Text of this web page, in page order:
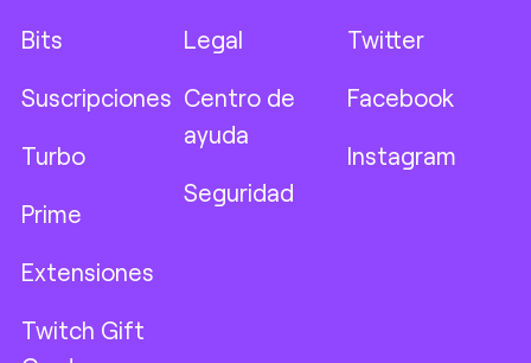
Bits
Suscripciones
Turbo
Prime
Extensiones
Twitch Gift
Legal
Centro de
ayuda
Seguridad
Twitter
Facebook
Instagram